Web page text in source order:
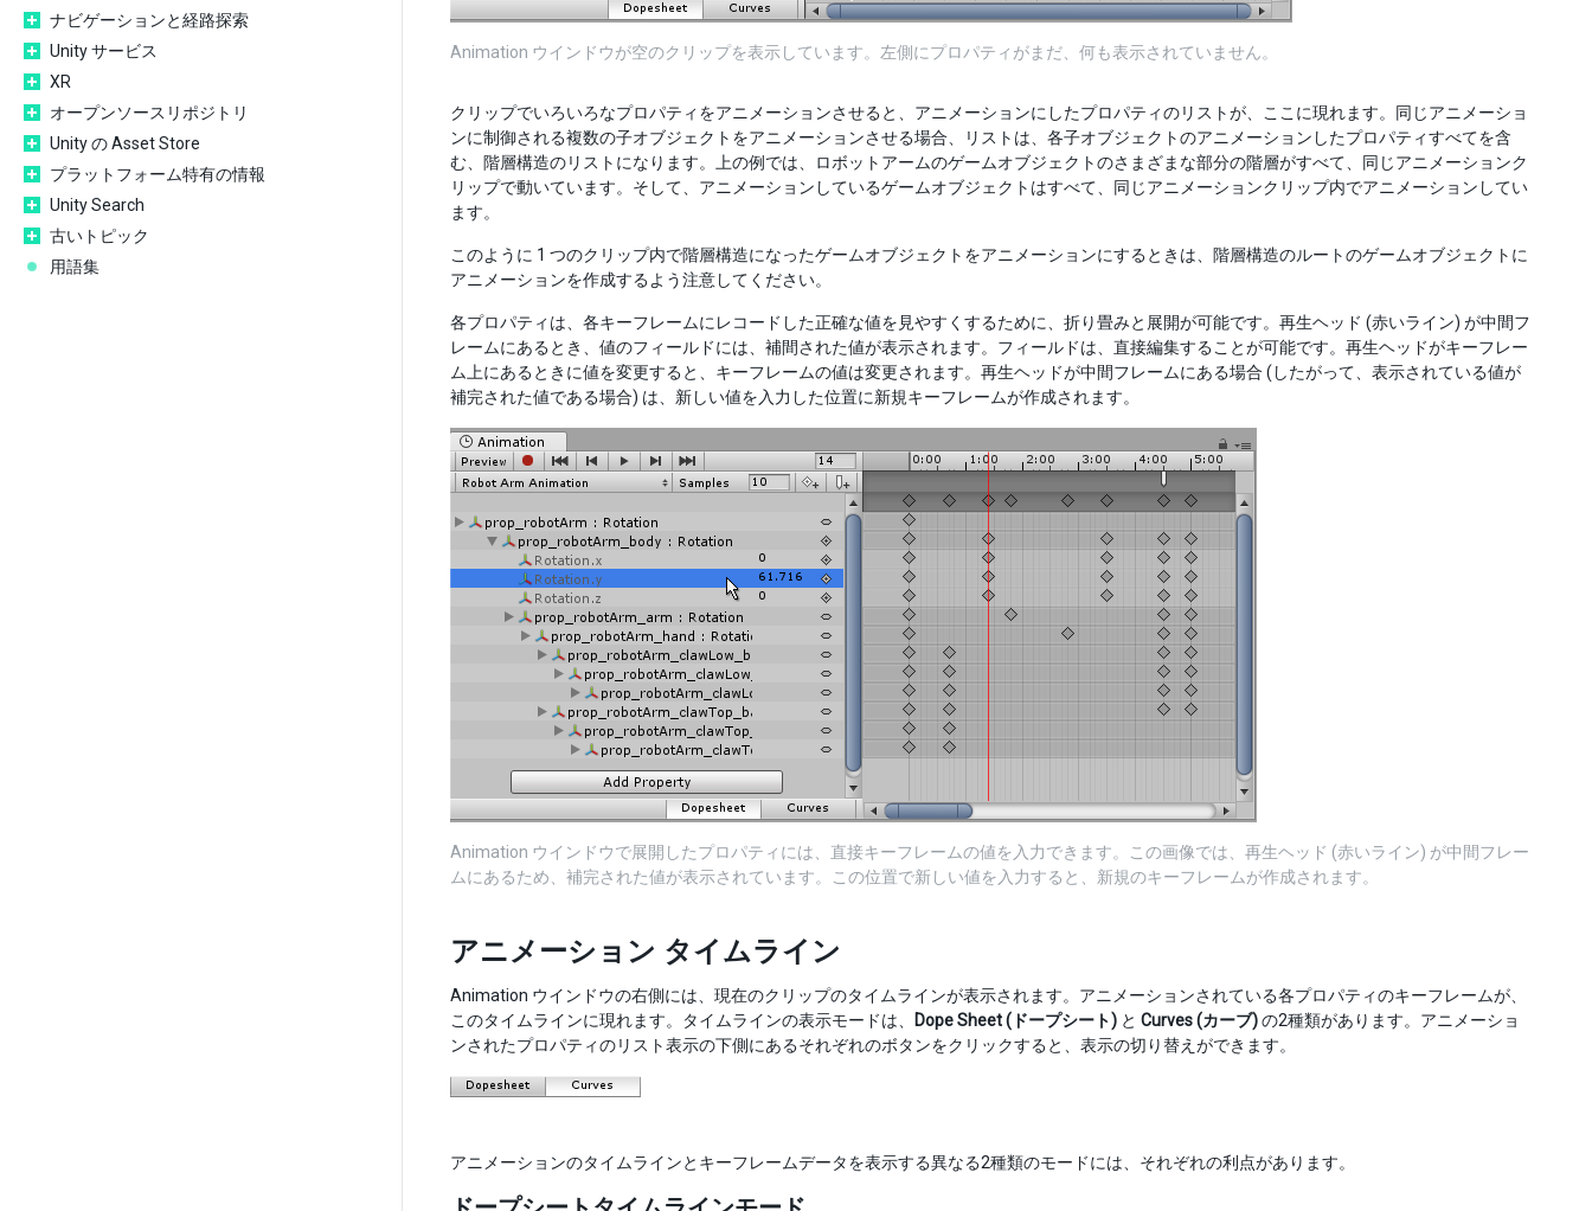
ナビゲーションと経路探索
Unity サービス
XR
オープンソースリポジトリ
Unity の Asset Store
プラットフォーム特有の情報
Unity Search
古いトピック
用語集
Animation ウインドウが空のクリップを表示しています。左側にプロパティがまだ、何も表示されていません。
クリップでいろいろなプロパティをアニメーションさせると、アニメーションにしたプロパティのリストが、ここに現れます。同じアニメーショ
ンに制御される複数の子オブジェクトをアニメーションさせる場合、リストは、各子オブジェクトのアニメーションしたプロパティすべてを含
む、階層構造のリストになります。上の例では、ロボットアームのゲームオブジェクトのさまざまな部分の階層がすべて、同じアニメーションク
リップで動いています。そして、アニメーションしているゲームオブジェクトはすべて、同じアニメーションクリップ内でアニメーションしてい
ます。
このように 1 つのクリップ内で階層構造になったゲームオブジェクトをアニメーションにするときは、階層構造のルートのゲームオブジェクトに
アニメーションを作成するよう注意してください。
各プロパティは、各キーフレームにレコードした正確な値を見やすくするために、折り畳みと展開が可能です。再生ヘッド (赤いライン) が中間フ
レームにあるとき、値のフィールドには、補間された値が表示されます。フィールドは、直接編集することが可能です。再生ヘッドがキーフレー
ム上にあるときに値を変更すると、キーフレームの値は変更されます。再生ヘッドが中間フレームにある場合 (したがって、表示されている値が
補完された値である場合) は、新しい値を入力した位置に新規キーフレームが作成されます。
Animation ウインドウで展開したプロパティには、直接キーフレームの値を入力できます。この画像では、再生ヘッド (赤いライン) が中間フレー
ムにあるため、補完された値が表示されています。この位置で新しい値を入力すると、新規のキーフレームが作成されます。
アニメーション タイムライン
Animation ウインドウの右側には、現在のクリップのタイムラインが表示されます。アニメーションされている各プロパティのキーフレームが、
このタイムラインに現れます。タイムラインの表示モードは、
Dope Sheet (ドープシート) と Curves (カーブ)の2種類があります。アニメーショ
ンされたプロパティのリスト表示の下側にあるそれぞれのボタンをクリックすると、表示の切り替えができます。
アニメーションのタイムラインとキーフレームデータを表示する異なる2種類のモードには、それぞれの利点があります。